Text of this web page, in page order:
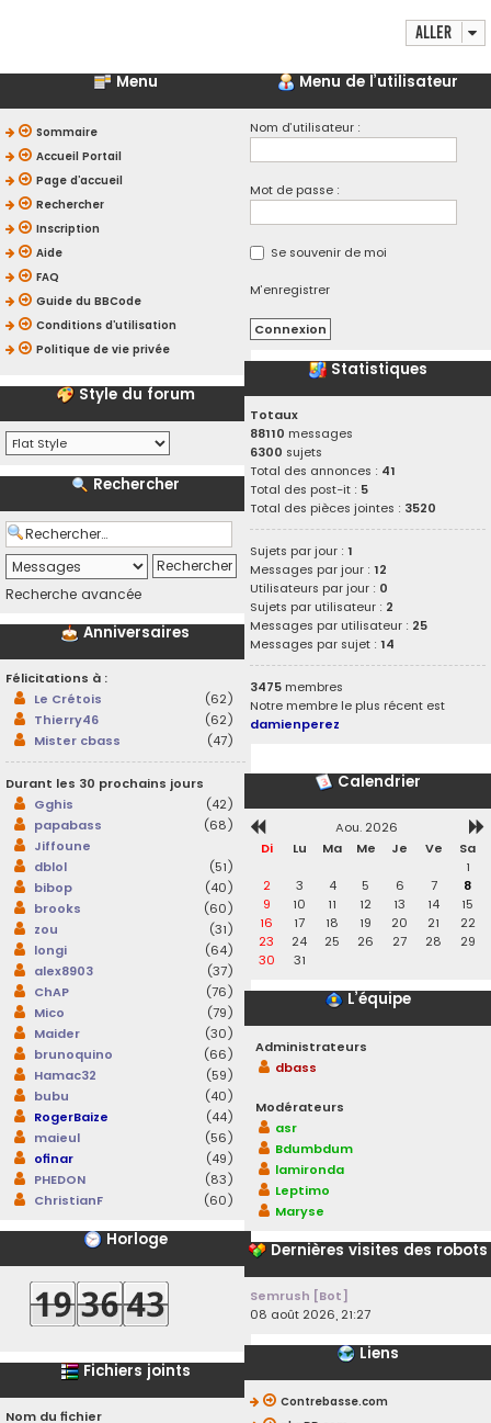
Aller
Menu
Sommaire
Accueil Portail
Page d’accueil
Rechercher
Inscription
Aide
FAQ
Guide du BBCode
Conditions d’utilisation
Politique de vie privée
Style du forum
Rechercher
Recherche avancée
Anniversaires
Félicitations à :
Le Crétois
(62)
Thierry46
(62)
Mister cbass
(47)
Durant les 30 prochains jours
Gghis
(42)
papabass
(68)
Jiffoune
dblol
(51)
bibop
(40)
brooks
(60)
zou
(31)
longi
(64)
alex8903
(37)
ChAP
(76)
Mico
(79)
Maider
(30)
brunoquino
(66)
Hamac32
(59)
bubu
(40)
RogerBaize
(44)
maieul
(56)
ofinar
(49)
PHEDON
(83)
ChristianF
(60)
Horloge
Fichiers joints
Nom du fichier
Menu de l’utilisateur
Nom d’utilisateur :
Mot de passe :
Se souvenir de moi
M’enregistrer
Statistiques
Totaux
88110 messages
6300 sujets
Total des annonces : 41
Total des post-it : 5
Total des pièces jointes : 3520
Sujets par jour :1
Messages par jour :12
Utilisateurs par jour : 0
Sujets par utilisateur : 2
Messages par utilisateur : 25
Messages par sujet :14
3475 membres
Notre membre le plus récent est
damienperez
Calendrier
Aou. 2026
Di
Lu Ma Me Je Ve
Sa
1
2
3 4 5 6 7
8
9
10 11 12 13 14
15
16
17 18 19 20 21
22
23
24 25 26 27 28
29
30
31
L’équipe
Administrateurs
dbass
Modérateurs
asr
Bdumbdum
lamironda
Leptimo
Maryse
Dernières visites des robots
Semrush [Bot]
08 août 2026, 21:27
Liens
Contrebasse.com